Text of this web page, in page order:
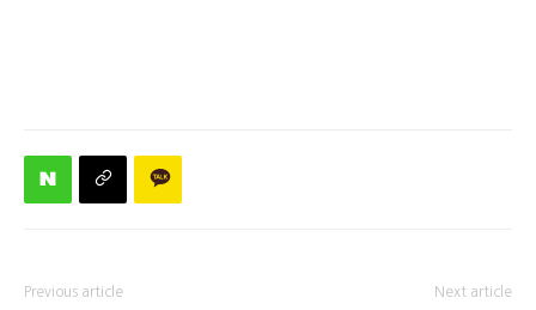
Previous article Next article